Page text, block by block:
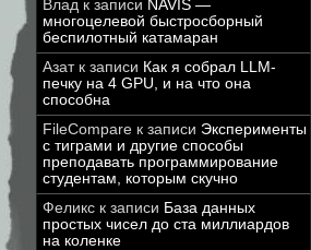
Влад к записи NAVIS —
многоцелевой быстросборный
беспилотный катамаран
Азатк записи Как я собрал LLM-
печку на 4 GPU, и на что она
способна
FileCompare к записи Эксперименты
с тиграми и другие способы
преподавать программирование
студентам, которым скучно
Феликс к записи База данных
простых чисел до ста миллиардов
на коленке